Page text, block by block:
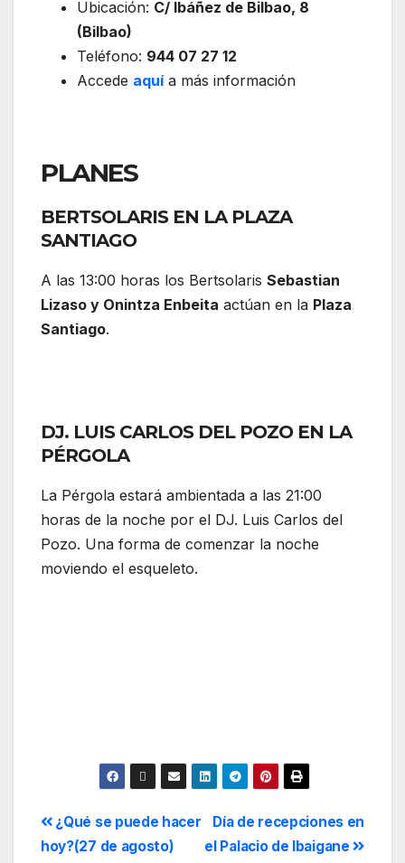
Ubicación: C/ Ibáñez de Bilbao, 8
(Bilbao)
Teléfono: 944 07 27 12
Accede aquí a más información
PLANES
BERTSOLARIS EN LA PLAZA
SANTIAGO
A las 13:00 horas los Bertsolaris Sebastian
Lizaso y Onintza Enbeita actúan en la Plaza
Santiago.
DJ. LUIS CARLOS DEL POZO EN LA
PÉRGOLA
La Pérgola estará ambientada a las 21:00
horas de la noche por el DJ. Luis Carlos del
Pozo. Una forma de comenzar la noche
moviendo el esqueleto.
Día de recepciones en
el Palacio de Ibaigane
¿Qué se puede hacer
hoy?(27 de agosto)